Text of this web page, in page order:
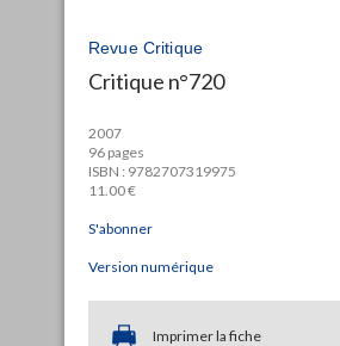
Revue Critique
Critique n°720
2007
96 pages
ISBN : 9782707319975
11.00 €
S'abonner
Version numérique
Imprimer la fiche